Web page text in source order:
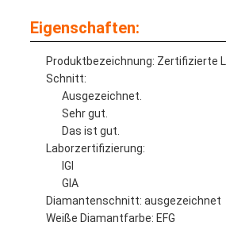
Eigenschaften:
Produktbezeichnung: Zertifizierte
Schnitt:
Ausgezeichnet.
Sehr gut.
Das ist gut.
Laborzertifizierung:
IGI
GIA
Diamantenschnitt: ausgezeichnet
Weiße Diamantfarbe: EFG